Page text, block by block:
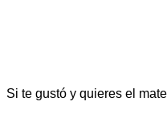
Si te gustó y quieres el